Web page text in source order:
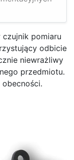
czujnik pomiaru
odbicie
niewrażliwy
przedmiotu.